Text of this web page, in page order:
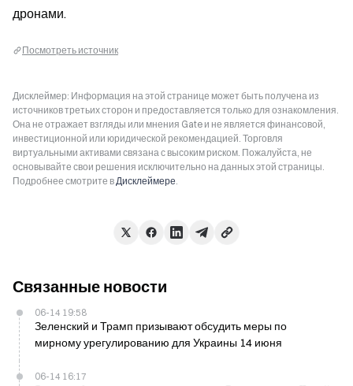
дронами.
Посмотреть источник
Дисклеймер: Информация на этой странице может быть получена из
источников третьих сторон и предоставляется только для ознакомления.
Она не отражает взгляды или мнения Gate и не является финансовой,
инвестиционной или юридической рекомендацией. Торговля
виртуальными активами связана с высоким риском. Пожалуйста, не
основывайте свои решения исключительно на данных этой страницы.
Подробнее смотрите вДисклеймере.
Связанные новости
06-14 19:58
Зеленский и Трамп призывают обсудить меры по
мирному урегулированию для Украины 14 июня
06-14 16:17